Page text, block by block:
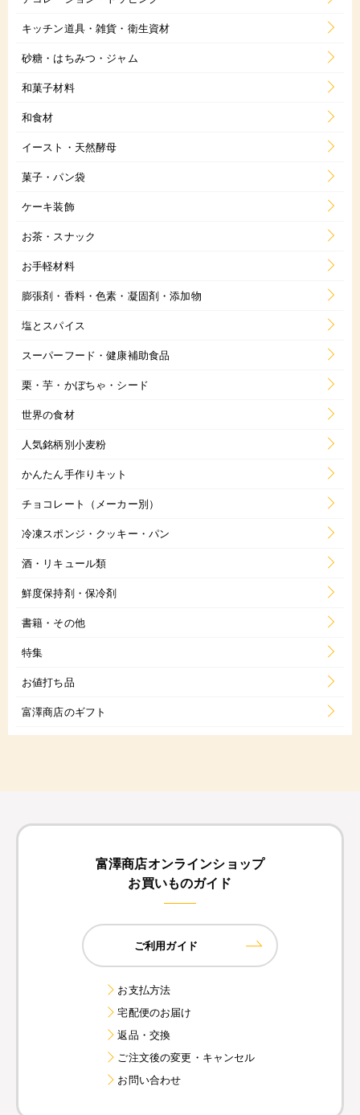
キッチン道具・雑貨・衛生資材
砂糖・はちみつ・ジャム
和菓子材料
和食材
イースト・天然酵母
菓子・パン袋
ケーキ装飾
お茶・スナック
お手軽材料
膨張剤・香料・色素・凝固剤・添加物
塩とスパイス
スーパーフード・健康補助食品
栗・芋・かぼちゃ・シード
世界の食材
人気銘柄別小麦粉
かんたん手作りキット
チョコレート（メーカー別）
冷凍スポンジ・クッキー・パン
酒・リキュール類
鮮度保持剤・保冷剤
書籍・その他
特集
お値打ち品
富澤商店のギフト
富澤商店オンラインショップ
お買いものガイド
ご利用ガイド
お支払方法
宅配便のお届け
返品・交換
ご注文後の変更・キャンセル
お問い合わせ